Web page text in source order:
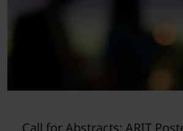
Call for Abstracts: ARIT